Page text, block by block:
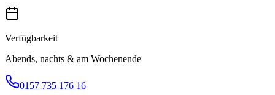
Verfügbarkeit
Abends, nachts & am Wochenende
0157 735 176 16